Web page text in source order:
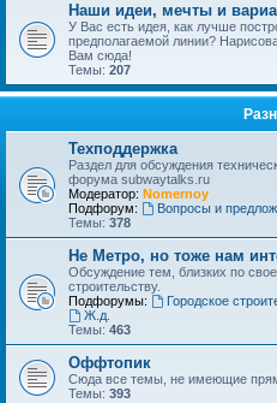
Наши идеи, мечты и
У Вас есть идея, как лучше
предполагаемой линии?
Вам сюда!
Темы: 207
Техподдержка
Раздел для обсуждения
форума subwaytalks.ru
Модератор: Nomernoy
Подфорум:
Вопросы и
Темы: 378
Не Метро, но тоже нам
Обсуждение тем, близких по
строительству.
Подфорумы:
Городское
Ж.д.
Темы: 463
Оффтопик
Сюда все темы, не имеющие
Темы: 393